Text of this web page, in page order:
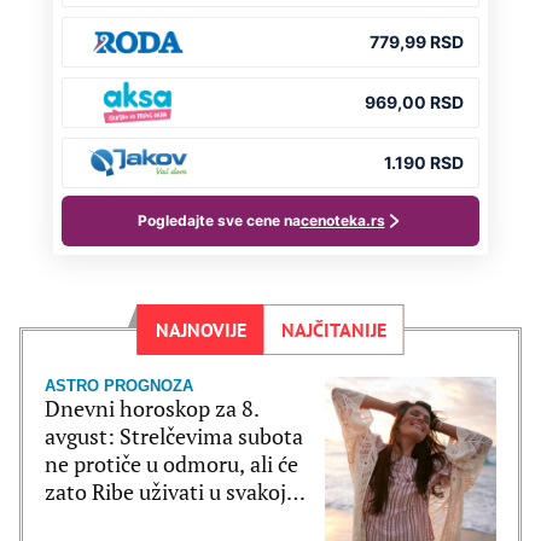
NAJNOVIJE NAJČITANIJE
ASTRO PROGNOZA
Dnevni horoskop za 8.
avgust: Strelčevima subota
ne protiče u odmoru, ali će
zato Ribe uživati u svakoj